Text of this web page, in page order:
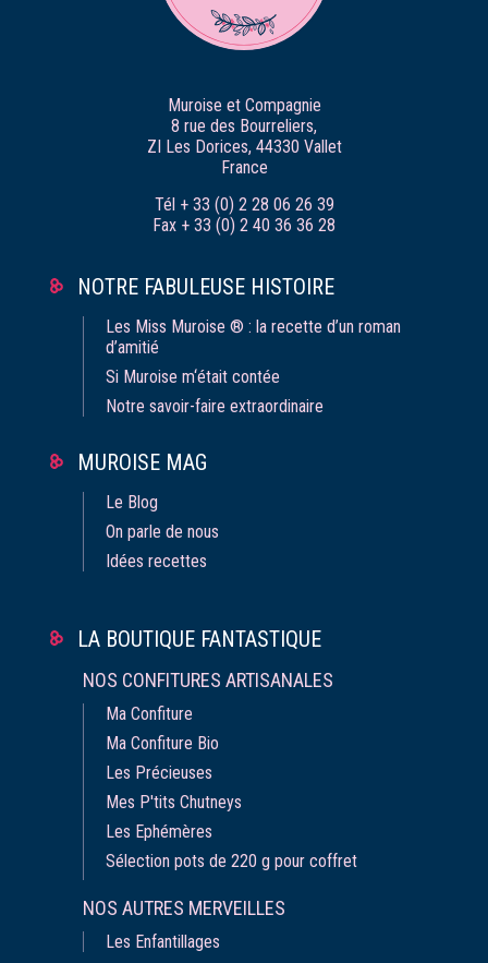
Muroise et Compagnie
8 rue des Bourreliers,
ZI Les Dorices, 44330 Vallet
France
Tél + 33 (0) 2 28 06 26 39
Fax + 33 (0) 2 40 36 36 28
NOTRE FABULEUSE HISTOIRE
Les Miss Muroise ® : la recette d’un roman
d’amitié
Si Muroise m‘était contée
Notre savoir-faire extraordinaire
MUROISE MAG
Le Blog
On parle de nous
Idées recettes
LA BOUTIQUE FANTASTIQUE
NOS CONFITURES ARTISANALES
Ma Confiture
Ma Confiture Bio
Les Précieuses
Mes P'tits Chutneys
Les Ephémères
Sélection pots de 220 g pour coffret
NOS AUTRES MERVEILLES
Les Enfantillages